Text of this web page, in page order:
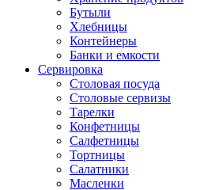
Бутыли
Хлебницы
Контейнеры
Банки и емкости
Сервировка
Столовая посуда
Столовые сервизы
Тарелки
Конфетницы
Салфетницы
Тортницы
Салатники
Масленки